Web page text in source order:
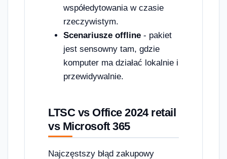
współedytowania w czasie
rzeczywistym.
Scenariusze offline - pakiet
jest sensowny tam, gdzie
komputer ma działać lokalnie i
przewidywalnie.
LTSC vs Office 2024 retail
vs Microsoft 365
Najczęstszy błąd zakupowy